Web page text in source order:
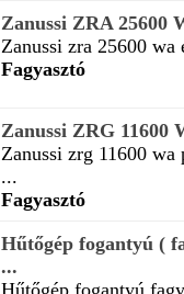
Zanussi ZRA 25600
Zanussi zra 25600 wa
Fagyasztó
Zanussi ZRG 11600
Zanussi zrg 11600 wa
...
Fagyasztó
Hűtőgép fogantyú (
...
Hűtőgép fogantyú